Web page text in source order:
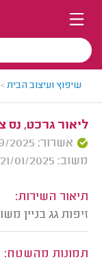
שיפוץ ועיצוב הבית>
ליאור גרכט, נס
אשרור: 28/09/2025
משוב: 21/01/2025
תיאור השירות:
זיפות גג בניין
תמונות מהשטח: